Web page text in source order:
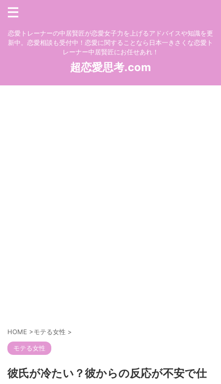
恋愛トレーナーの中居賢匠が恋愛女子力を上げるアドバイスや知識を更
新中。恋愛相談も受付中！恋愛に関することなら日本一きさくな恋愛ト
レーナー中居賢匠にお任せあれ！
超恋愛思考.com
HOME >モテる女性 >
モテる女性
彼氏が冷たい？彼からの反応が不安で仕